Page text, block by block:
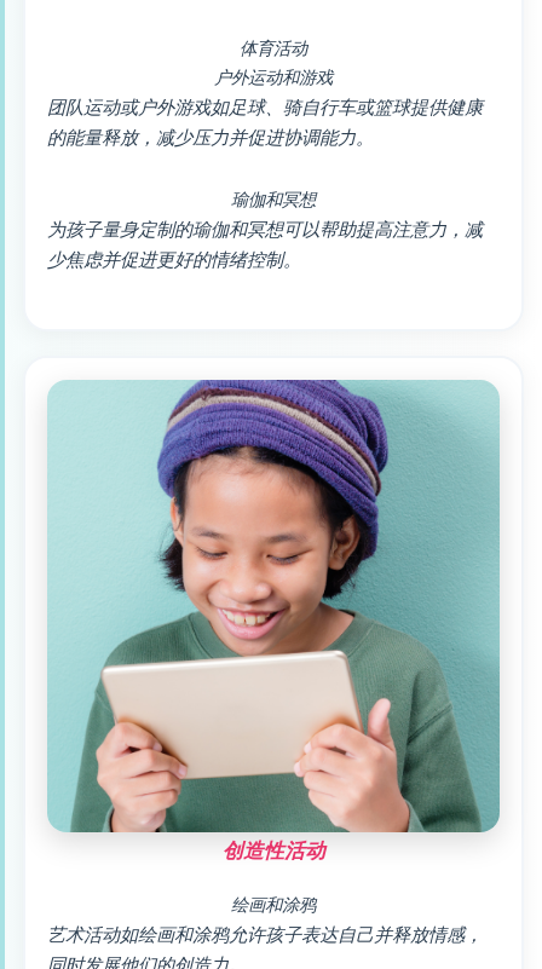
体育活动
户外运动和游戏
团队运动或户外游戏如足球、骑自行车或篮球提供健康
的能量释放，减少压力并促进协调能力。
瑜伽和冥想
为孩子量身定制的瑜伽和冥想可以帮助提高注意力，减
少焦虑并促进更好的情绪控制。
创造性活动
绘画和涂鸦
艺术活动如绘画和涂鸦允许孩子表达自己并释放情感，